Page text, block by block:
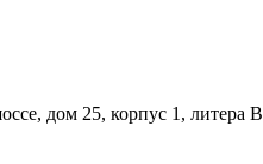
дом 25, корпус 1, литера В